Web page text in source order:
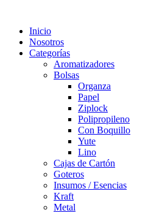
Inicio
Nosotros
Categorías
Aromatizadores
Bolsas
Organza
Papel
Ziplock
Polipropileno
Con Boquillo
Yute
Lino
Cajas de Cartón
Goteros
Insumos / Esencias
Kraft
Metal